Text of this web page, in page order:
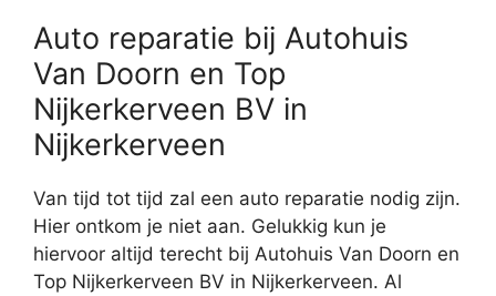
Auto reparatie bij Autohuis
Van Doorn en Top
Nijkerkerveen BV in
Nijkerkerveen
Van tijd tot tijd zal een auto reparatie nodig zijn.
Hier ontkom je niet aan. Gelukkig kun je
hiervoor altijd terecht bij Autohuis Van Doorn en
Top Nijkerkerveen BV in Nijkerkerveen. Al